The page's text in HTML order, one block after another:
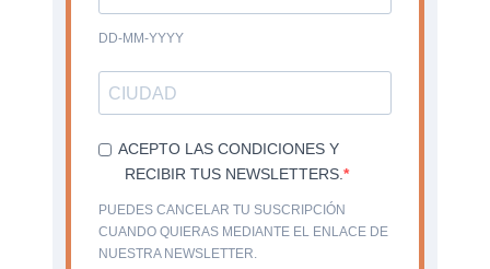
DD-MM-YYYY
ACEPTO LAS CONDICIONES Y
RECIBIR TUS NEWSLETTERS.
PUEDES CANCELAR TU SUSCRIPCIÓN
CUANDO QUIERAS MEDIANTE EL ENLACE DE
NUESTRA NEWSLETTER.